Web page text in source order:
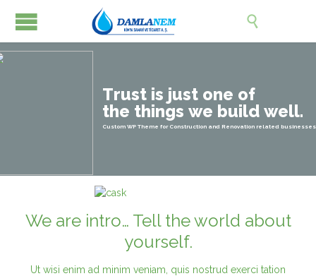

Trust is just one of
the things we build well.
Custom WP Theme for Construction and Renovation related businesses
We are intro… Tell the world about
yourself.
Ut wisi enim ad minim veniam, quis nostrud exerci tation